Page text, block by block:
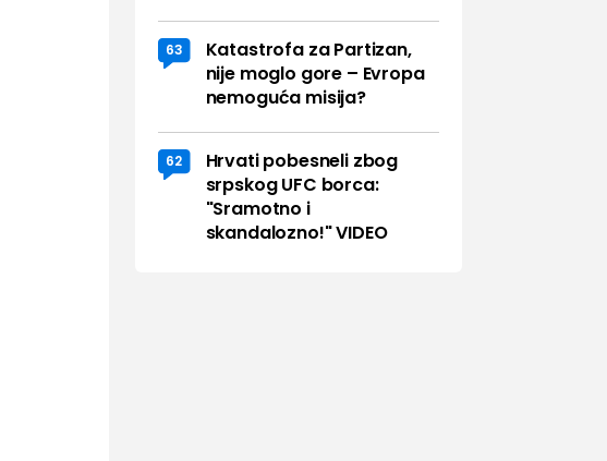
63
Katastrofa za Partizan,
nije moglo gore – Evropa
nemoguća misija?
62
Hrvati pobesneli zbog
srpskog UFC borca:
"Sramotno i
skandalozno!" VIDEO